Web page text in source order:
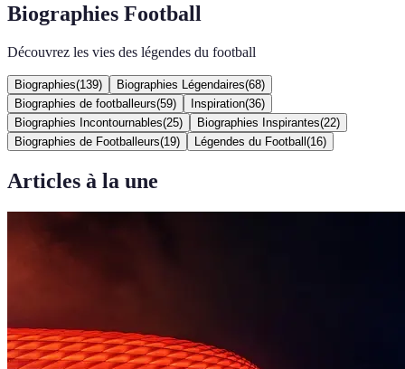
Biographies Football
Découvrez les vies des légendes du football
Biographies(139) Biographies Légendaires(68)
Biographies de footballeurs(59) Inspiration(36)
Biographies Incontournables(25) Biographies Inspirantes(22)
Biographies de Footballeurs(19) Légendes du Football (16)
Articles à la une